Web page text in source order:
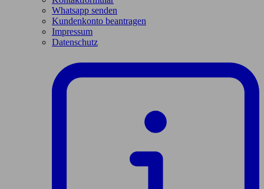
Whatsapp senden
Kundenkonto beantragen
Impressum
Datenschutz